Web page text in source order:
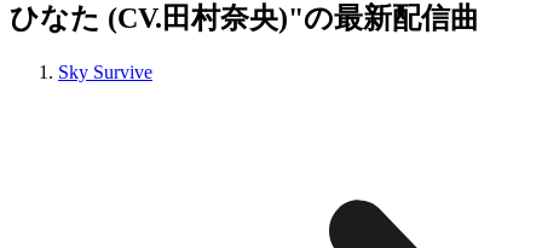
ひなた (CV.田村奈央)"の最新配信曲
Sky Survive